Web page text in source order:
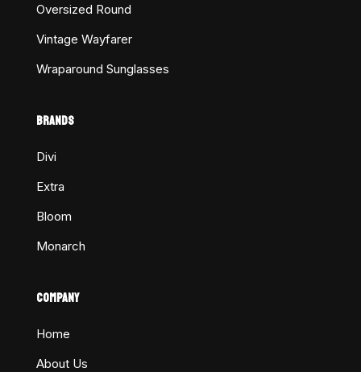
Oversized Round
Vintage Wayfarer
Wraparound Sunglasses
BRANDS
Divi
Extra
Bloom
Monarch
COMPANY
Home
About Us